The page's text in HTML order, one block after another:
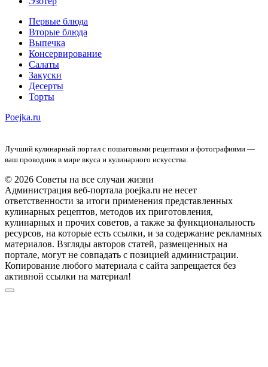
Первые блюда
Вторые блюда
Выпечка
Консервирование
Салаты
Закуски
Десерты
Торты
Poejka.ru
Лучший кулинарный портал с пошаговыми рецептами и фотографиями —
ваш проводник в мире вкуса и кулинарного искусства.
© 2026 Советы на все случаи жизни
Администрация веб-портала poejka.ru не несет
ответственности за итоги применения представленных
кулинарных рецептов, методов их приготовления,
кулинарных и прочих советов, а также за функциональность
ресурсов, на которые есть ссылки, и за содержание рекламных
материалов. Взгляды авторов статей, размещенных на
портале, могут не совпадать с позицией администрации.
Копирование любого материала с сайта запрещается без
активной ссылки на материал!